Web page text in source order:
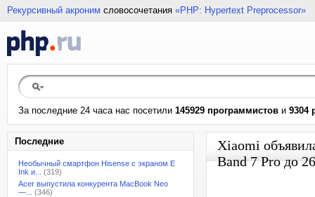
Рекурсивный акроним словосочетания «PHP: Hypertext Preprocessor»
За последние 24 часа нас посетили 145929 программистов и 9304
Последние
Необычный смартфон Hisense с экраном E
Ink и...
(319)
Acer выпустила конкурента MacBook Neo
—...
(346)
Xiaomi
Band 7 Pro до